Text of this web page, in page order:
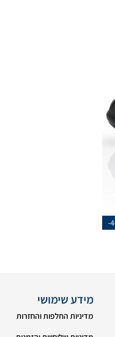
-
מידע שימושי
מדיניות החלפות והחזרות